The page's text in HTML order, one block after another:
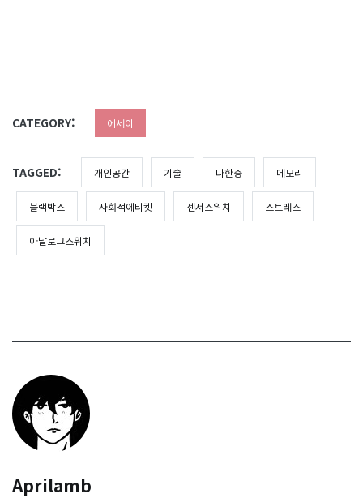
CATEGORY: 에세이
TAGGED: 개인공간 기술 다한증 메모리
블랙박스 사회적에티켓 센서스위치 스트레스
아날로그스위치
Aprilamb